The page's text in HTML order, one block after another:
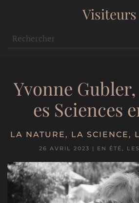
Visiteurs
Yvonne
es Sciences
LA NATURE , LA SCIENCE ,
26 AVRIL 2023 | EN ÉTÉ,